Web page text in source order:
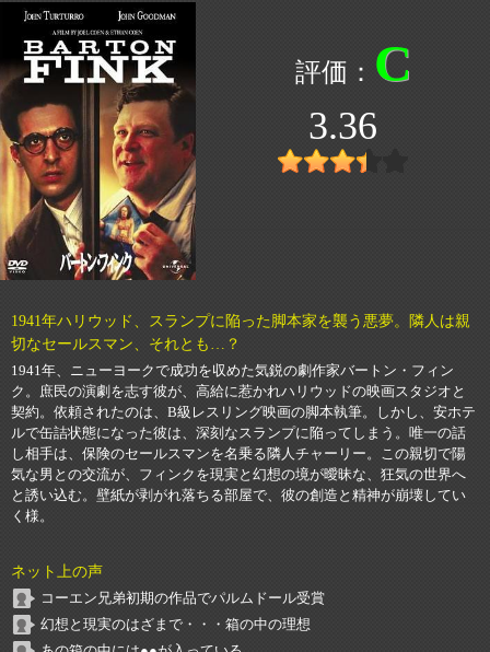
C
3.36
1941年ハリウッド、スランプに陥った脚本家を襲う悪夢。隣人は親
切なセールスマン、それとも…？
1941年、ニューヨークで成功を収めた気鋭の劇作家バートン・フィン
ク。庶民の演劇を志す彼が、高給に惹かれハリウッドの映画スタジオと
契約。依頼されたのは、B級レスリング映画の脚本執筆。しかし、安ホテ
ルで缶詰状態になった彼は、深刻なスランプに陥ってしまう。唯一の話
し相手は、保険のセールスマンを名乗る隣人チャーリー。この親切で陽
気な男との交流が、フィンクを現実と幻想の境が曖昧な、狂気の世界へ
と誘い込む。壁紙が剥がれ落ちる部屋で、彼の創造と精神が崩壊してい
く様。
ネット上の声
コーエン兄弟初期の作品でパルムドール受賞
幻想と現実のはざまで・・・箱の中の理想